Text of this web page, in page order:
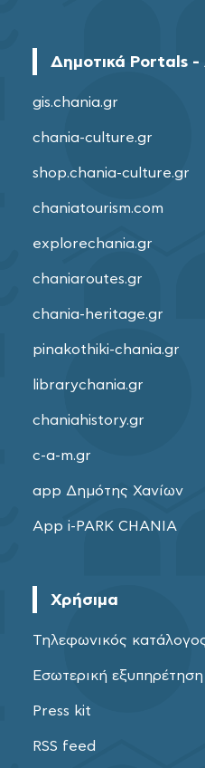
Δημοτικά Portals -
gis.chania.gr
chania-culture.gr
shop.chania-culture.gr
chaniatourism.com
explorechania.gr
chaniaroutes.gr
chania-heritage.gr
pinakothiki-chania.gr
librarychania.gr
chaniahistory.gr
c-a-m.gr
app Δημότης Χανίων
App i-PARK CHANIA
Χρήσιμα
Τηλεφωνικός
Εσωτερική εξυπηρέτηση
Press kit
RSS feed